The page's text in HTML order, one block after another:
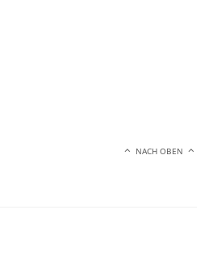
NACH OBEN